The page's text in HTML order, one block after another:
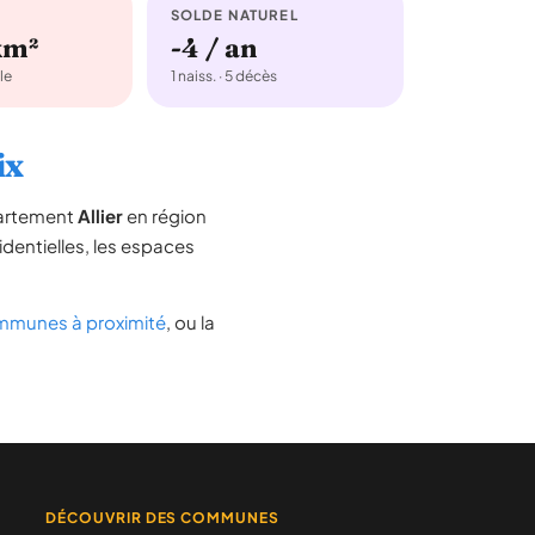
SOLDE NATUREL
-4 / an
1 naiss. · 5 décès
Allieren région
les espaces
à proximité, ou la
DÉCOUVRIR DES COMMUNES